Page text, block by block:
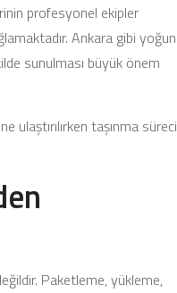
profesyonel ekipler
Ankara gibi yoğun
sunulması büyük önem
ulaştırılırken taşınma süreci
Paketleme, yükleme,